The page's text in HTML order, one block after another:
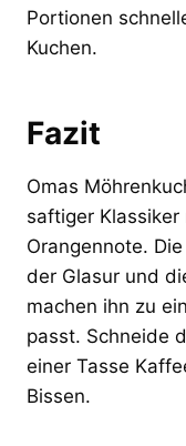
Portionen
Kuchen.
Fazit
Omas
saftiger
Orangennote.
der Glasur und
machen ihn zu
passt. Schneide
einer Tasse
Bissen.